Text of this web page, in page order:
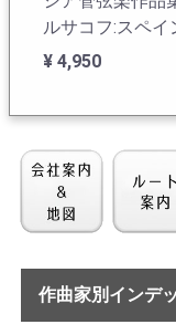
カル「」ソワレ・
いる。ボールトは
ルハーモニー管弦
A.ボールトの在庫一
ルサコフ:スペイ
曲, 貴族たちの行
¥ 4,950
[DECCA] C.カー
作曲家別インデ